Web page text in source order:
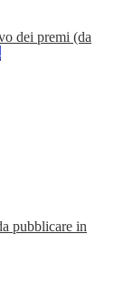
dei premi (da
pubblicare in